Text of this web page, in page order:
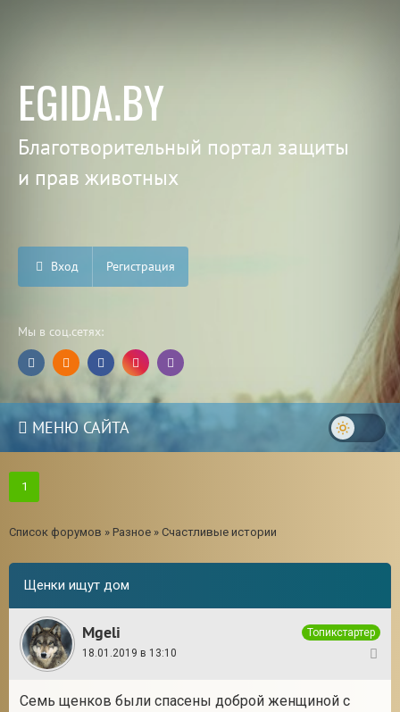
EGIDA.BY
Благотворительный портал защиты
и прав животных
Вход Регистрация
Мы в соц.сетях:
МЕНЮ САЙТА
1
Список форумов » Разное » Счастливые истории
Щенки ищут дом
Mgeli
Топикстартер
18.01.2019 в 13:10
Семь щенков были спасены доброй женщиной с